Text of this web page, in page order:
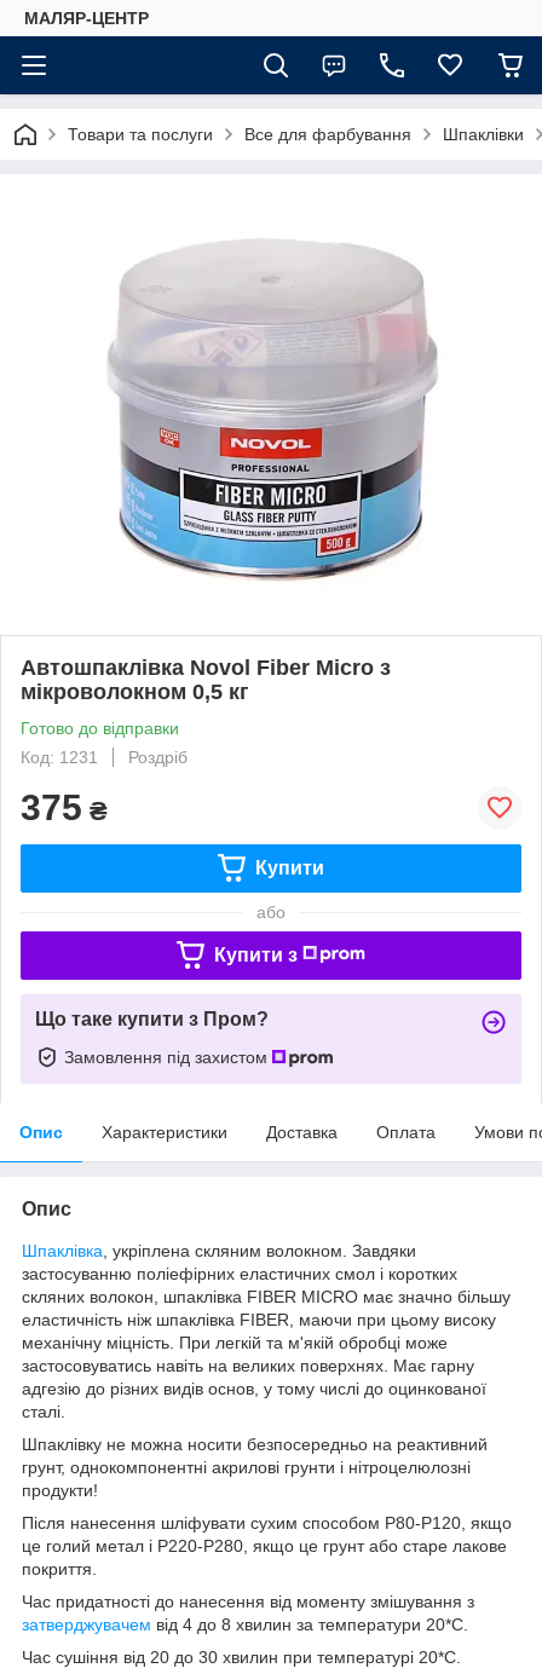
МАЛЯР-ЦЕНТР
Товари та послуги Все для фарбування Шпаклівки
Автошпаклівка Novol Fiber Micro з
мікроволокном 0,5 кг
Готово до відправки
Код: 1231
Роздріб
375 ₴
Купити
або
Купити з
Що таке купити з Пром?
Замовлення під захистом
Опис Характеристики Доставка Оплата Умови
Опис
Шпаклівка , укріплена скляним волокном. Завдяки
застосуванню поліефірних еластичних смол і коротких
скляних волокон, шпаклівка FIBER MICRO має значно більшу
еластичність ніж шпаклівка FIBER, маючи при цьому високу
механічну міцність. При легкій та м'якій обробці може
застосовуватись навіть на великих поверхнях. Має гарну
адгезію до різних видів основ, у тому числі до оцинкованої
сталі.
Шпаклівку не можна носити безпосередньо на реактивний
грунт, однокомпонентні акрилові грунти і нітроцелюлозні
продукти!
Після нанесення шліфувати сухим способом Р80-Р120, якщо
це голий метал і Р220-Р280, якщо це грунт або старе лакове
покриття.
Час придатності до нанесення від моменту змішування з
затверджувачем від 4 до 8 хвилин за температури 20*С.
Час сушіння від 20 до 30 хвилин при температурі 20*С.